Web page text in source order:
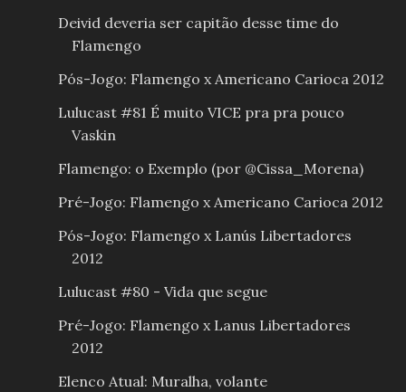
Deivid deveria ser capitão desse time do
Flamengo
Pós-Jogo: Flamengo x Americano Carioca 2012
Lulucast #81 É muito VICE pra pra pouco
Vaskin
Flamengo: o Exemplo (por @Cissa_Morena)
Pré-Jogo: Flamengo x Americano Carioca 2012
Pós-Jogo: Flamengo x Lanús Libertadores
2012
Lulucast #80 - Vida que segue
Pré-Jogo: Flamengo x Lanus Libertadores
2012
Elenco Atual: Muralha, volante